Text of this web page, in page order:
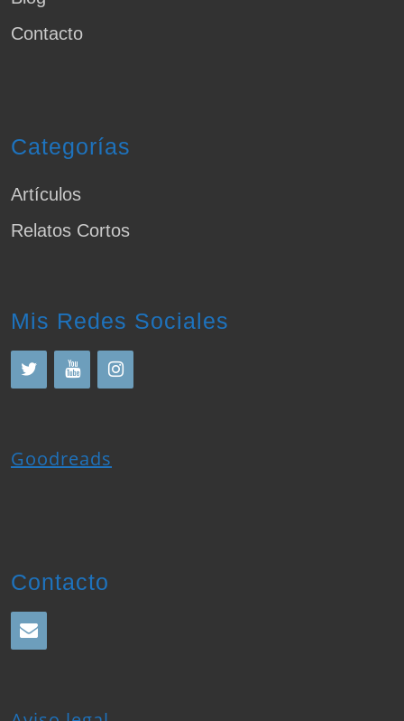
Contacto
Categorías
Artículos
Relatos Cortos
Mis Redes Sociales
Goodreads
Contacto
Aviso legal